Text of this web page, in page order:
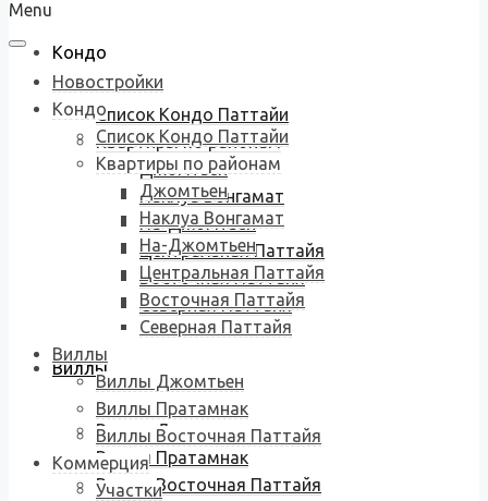
Кондо
Список Кондо Паттайи
Квартиры по районам
Джомтьен
Наклуа Вонгамат
На-Джомтьен
Центральная Паттайя
Восточная Паттайя
Северная Паттайя
Виллы
Виллы Джомтьен
Виллы Пратамнак
Виллы Восточная Паттайя
Menu
Новостройки
Кондо
Список Кондо Паттайи
Квартиры по районам
Джомтьен
Наклуа Вонгамат
На-Джомтьен
Центральная Паттайя
Восточная Паттайя
Северная Паттайя
Виллы
Виллы Джомтьен
Виллы Пратамнак
Виллы Восточная Паттайя
Коммерция
Участки